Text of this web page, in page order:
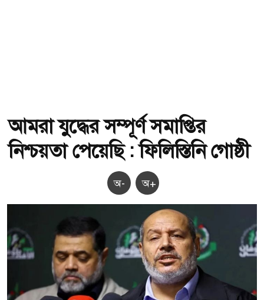
আমরা যুদ্ধের সম্পূর্ণ সমাপ্তির
নিশ্চয়তা পেয়েছি : ফিলিস্তিনি গোষ্ঠী
অ- অ+